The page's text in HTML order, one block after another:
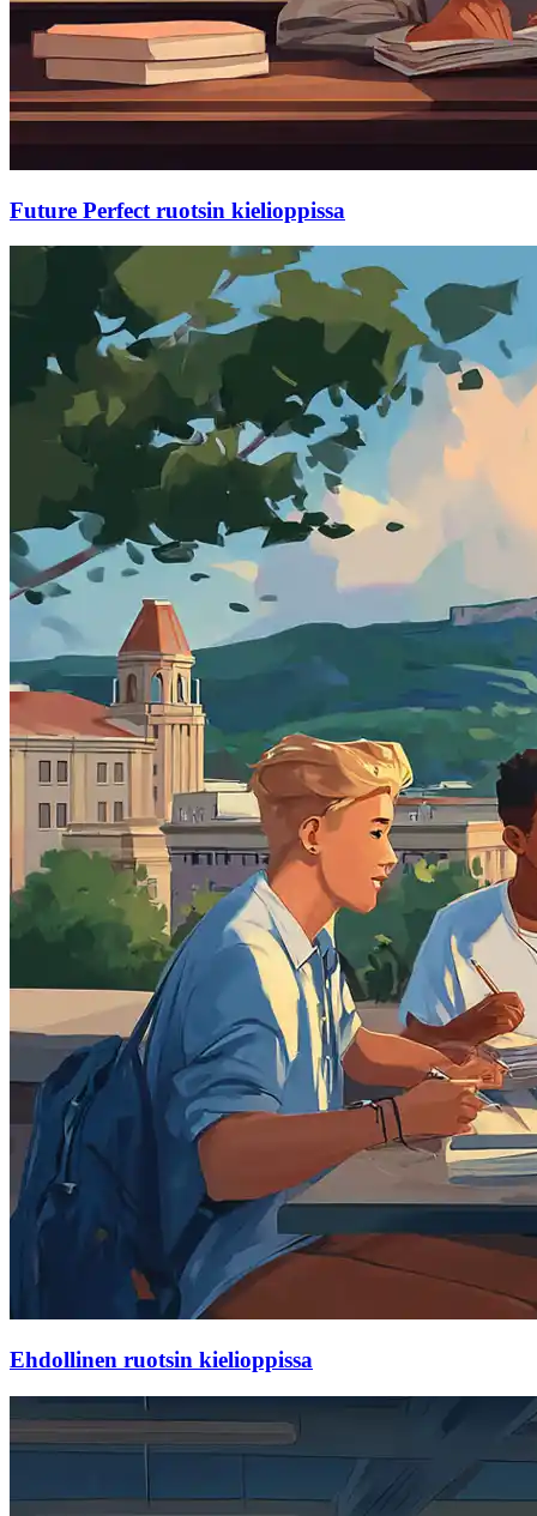
Future Perfect ruotsin kielioppissa
Ehdollinen ruotsin kielioppissa